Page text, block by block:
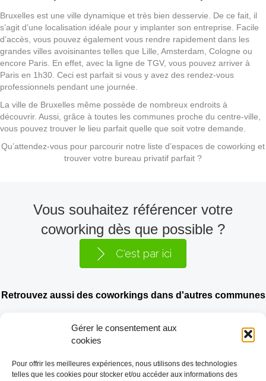
Gérer le consentement aux
cookies
Pour offrir les meilleures expériences, nous utilisons des technologies
telles que les cookies pour stocker et/ou accéder aux informations des
Bruxelles est une ville dynamique et très bien desservie. De ce fait, il
s’agit d’une localisation idéale pour y implanter son entreprise. Facile
d’accès, vous pouvez également vous rendre rapidement dans les
grandes villes avoisinantes telles que Lille, Amsterdam, Cologne ou
encore Paris. En effet, avec la ligne de TGV, vous pouvez arriver à
Paris en 1h30. Ceci est parfait si vous y avez des rendez-vous
professionnels pendant une journée.
La ville de Bruxelles même possède de nombreux endroits à
découvrir. Aussi, grâce à toutes les communes proche du centre-ville,
vous pouvez trouver le lieu parfait quelle que soit votre demande.
Qu’attendez-vous pour parcourir notre liste d’espaces de coworking et
trouver votre bureau privatif parfait ?
Vous souhaitez référencer votre
coworking dès que possible ?
C'est par ici
Retrouvez aussi des coworkings dans d'autres communes
Bruxelles-
Uccle
- Ganshoren Evere -Woluwe-Saint-Pierre -
Woluwe-Saint-